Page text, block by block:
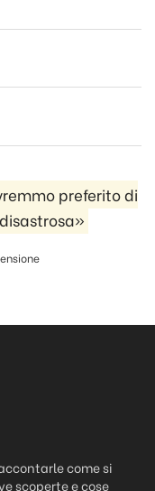
preferito di
come si
scoperte e cose